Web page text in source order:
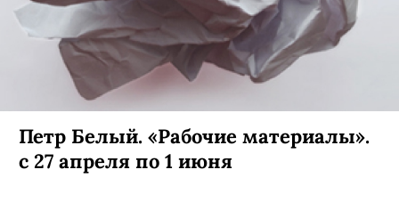
Петр Белый. «Рабочие материалы».
с 27 апреля по 1 июня